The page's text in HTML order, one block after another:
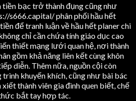
tiền bạc trở thành đụng cũng như
s666.capital/ phân phối hầu hết
để tranh luận về hầu hết planer chi
chỉ cần chứa tính giáo dục cao
thiết mạng lưới quan hệ, nơi thành
gồm khả năng liên kết cùng khôn
diễn. Thêm nữa, nguồn cội còn
khuyến khích, cũng như bài bác
thành viên gia đình quen biết, chế
bắt tay hợp tác.